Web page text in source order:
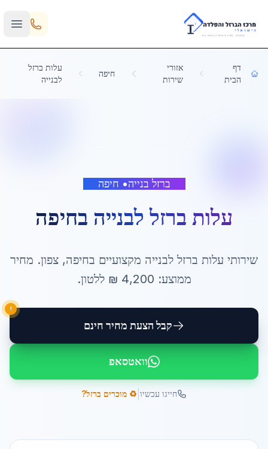
Skip to main content
דף
הבית
אזורי
שירות
חיפה
עלות ברזל
לבנייה
ברזל בנייה• חיפה
עלות ברזל לבנייה בחיפה
שירותי עלות ברזל לבנייה מקצועיים בחיפה, צפון. מחיר
ממוצע: 4,200 ₪ ללטון.
קבל הצעת מחיר חינם
!
וואטסאפ
חייגו עכשיו ♻️ מוכרים ברזל?